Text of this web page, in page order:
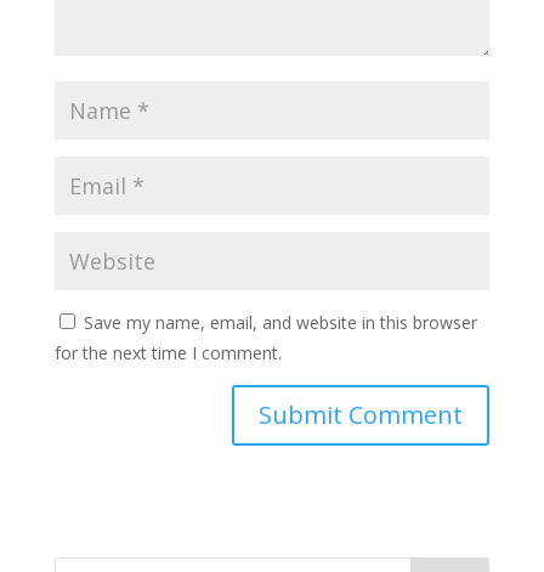
Save my name, email, and website in this browser
for the next time I comment.